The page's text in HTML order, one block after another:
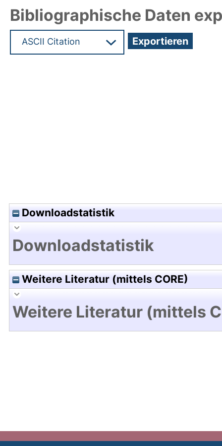
Bibliographische Daten
Downloadstatistik
Downloadstatistik
Weitere Literatur (mittels CORE)
Weitere Literatur (mittels